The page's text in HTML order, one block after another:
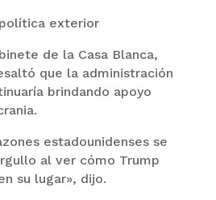
exterior
de la Casa Blanca,
que la administración
brindando apoyo
estadounidenses se
al ver cómo Trump
su lugar», dijo.